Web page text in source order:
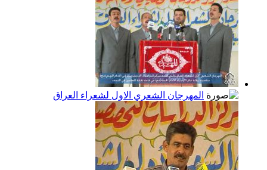
المهرجان الشعري الاول لشعراء العراق